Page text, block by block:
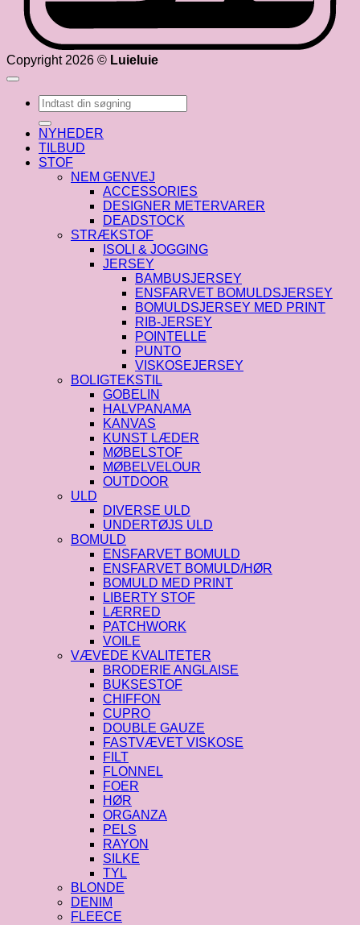
Copyright 2026 © Luieluie
Søg
efter:
NYHEDER
TILBUD
STOF
NEM GENVEJ
ACCESSORIES
DESIGNER METERVARER
DEADSTOCK
STRÆKSTOF
ISOLI & JOGGING
JERSEY
BAMBUSJERSEY
ENSFARVET BOMULDSJERSEY
BOMULDSJERSEY MED PRINT
RIB-JERSEY
POINTELLE
PUNTO
VISKOSEJERSEY
BOLIGTEKSTIL
GOBELIN
HALVPANAMA
KANVAS
KUNST LÆDER
MØBELSTOF
MØBELVELOUR
OUTDOOR
ULD
DIVERSE ULD
UNDERTØJS ULD
BOMULD
ENSFARVET BOMULD
ENSFARVET BOMULD/HØR
BOMULD MED PRINT
LIBERTY STOF
LÆRRED
PATCHWORK
VOILE
VÆVEDE KVALITETER
BRODERIE ANGLAISE
BUKSESTOF
CHIFFON
CUPRO
DOUBLE GAUZE
FASTVÆVET VISKOSE
FILT
FLONNEL
FOER
HØR
ORGANZA
PELS
RAYON
SILKE
TYL
BLONDE
DENIM
FLEECE